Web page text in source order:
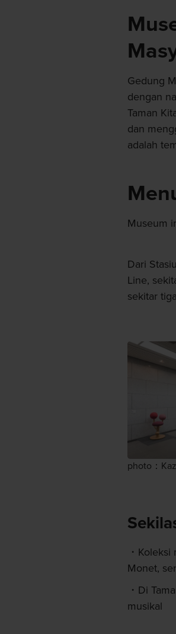
Gedung
dengan
Taman
dan
adalah
Museum
Dari
Line,
sekitar
photo：
Koleksi
Monet,
Di
musikal